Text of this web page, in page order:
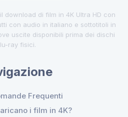
download di film in 4K Ultra HD con
con audio in italiano e sottotitoli in
uscite disponibili prima dei dischi
ray fisici.
Frequenti
i film in 4K?